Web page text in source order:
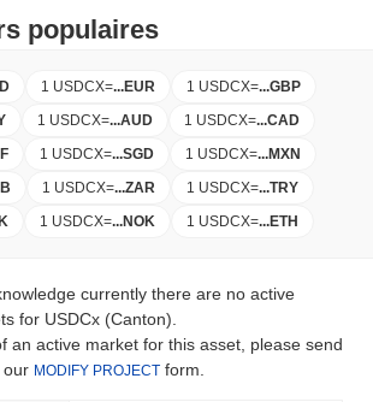
populaires
1 USDCX=...EUR 1 USDCX=...GBP
1 USDCX=...AUD 1 USDCX=...CAD
1 USDCX=...SGD 1 USDCX=...MXN
1 USDCX=...ZAR 1 USDCX=...TRY
1 USDCX=...NOK 1 USDCX=...ETH
currently there are no active
for USDCx (Canton).
an active market for this asset, please send
our MODIFY PROJECT form.